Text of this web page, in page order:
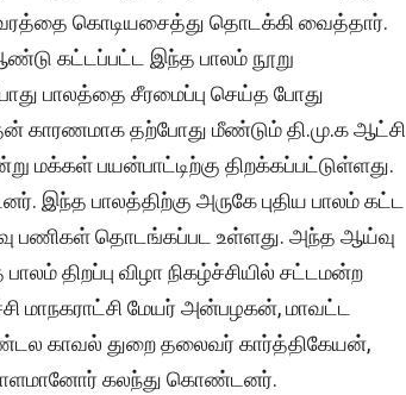
கொடியசைத்து தொடக்கி வைத்தார்.
கட்டப்பட்ட இந்த பாலம் நூறு
பாலத்தை சீரமைப்பு செய்த போது
காரணமாக தற்போது மீண்டும் தி.மு.க ஆட்சி
மக்கள் பயன்பாட்டிற்கு திறக்கப்பட்டுள்ளது.
பாலத்திற்கு அருகே புதிய பாலம் கட்ட
பணிகள் தொடங்கப்பட உள்ளது. அந்த ஆய்வு
திறப்பு விழா நிகழ்ச்சியில் சட்டமன்ற
மாநகராட்சி மேயர் அன்பழகன், மாவட்ட
காவல் துறை தலைவர் கார்த்திகேயன்,
கலந்து கொண்டனர்.